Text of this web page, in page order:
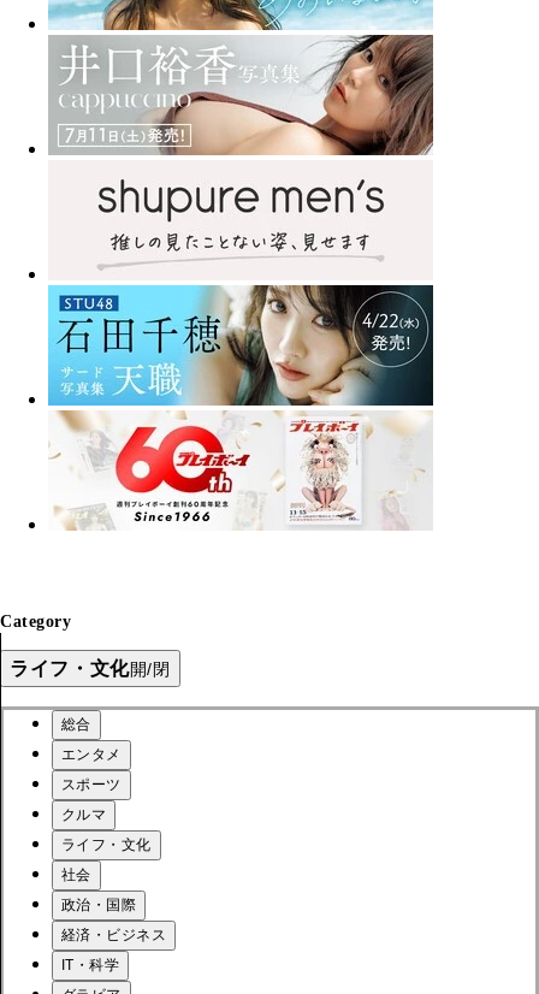
Category
ライフ・文化開/閉
総合
エンタメ
スポーツ
クルマ
ライフ・文化
社会
政治・国際
経済・ビジネス
IT・科学